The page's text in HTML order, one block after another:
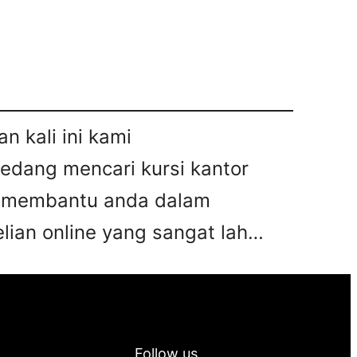
kali ini kami
mencari kursi kantor
anda dalam
online yang sangat lah…
Follow us